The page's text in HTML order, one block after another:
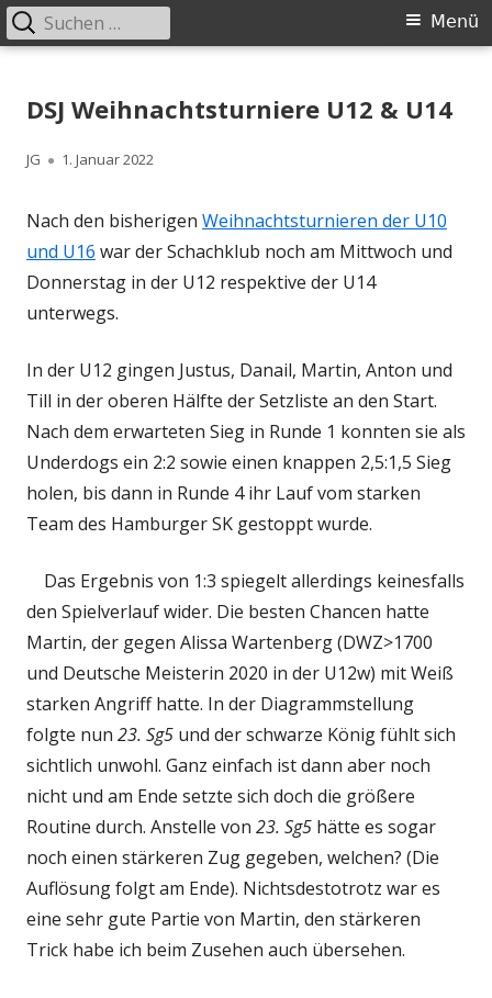
zum
Primäres
Menü
Suchen
nach:
DSJ Weihnachtsturniere U12 & U14
Autor
JG
Veröffentlicht
1. Januar 2022
Nach den bisherigen Weihnachtsturnieren der U10
und U16 war der Schachklub noch am Mittwoch und
Donnerstag in der U12 respektive der U14
unterwegs.
In der U12 gingen Justus, Danail, Martin, Anton und
Till in der oberen Hälfte der Setzliste an den Start.
Nach dem erwarteten Sieg in Runde 1 konnten sie als
Underdogs ein 2:2 sowie einen knappen 2,5:1,5 Sieg
holen, bis dann in Runde 4 ihr Lauf vom starken
Team des Hamburger SK gestoppt wurde.
Das Ergebnis von 1:3 spiegelt allerdings keinesfalls
den Spielverlauf wider. Die besten Chancen hatte
Martin, der gegen Alissa Wartenberg (DWZ>1700
und Deutsche Meisterin 2020 in der U12w) mit Weiß
starken Angriff hatte. In der Diagrammstellung
folgte nun 23. Sg5 und der schwarze König fühlt sich
sichtlich unwohl. Ganz einfach ist dann aber noch
nicht und am Ende setzte sich doch die größere
Routine durch. Anstelle von 23. Sg5 hätte es sogar
noch einen stärkeren Zug gegeben, welchen? (Die
Auflösung folgt am Ende). Nichtsdestotrotz war es
eine sehr gute Partie von Martin, den stärkeren
Trick habe ich beim Zusehen auch übersehen.